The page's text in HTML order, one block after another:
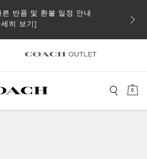
반품 및 환불 일정 안내
세히 보기]
일부
0